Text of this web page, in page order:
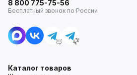
8 800 775-75-56
Бесплатный звонок по России
Каталог товаров